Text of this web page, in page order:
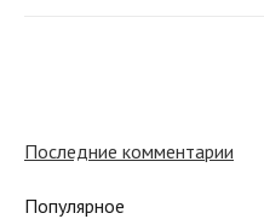
№ 12 от января 1939 года —
Последние комментарии
Популярное